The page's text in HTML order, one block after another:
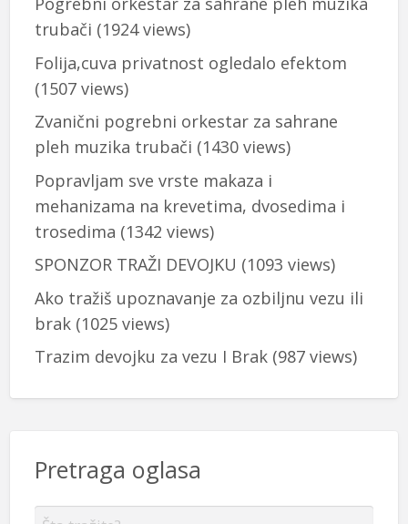
trubači (1924 views)
Folija,cuva privatnost ogledalo efektom
(1507 views)
Zvanični pogrebni orkestar za sahrane
pleh muzika trubači (1430 views)
Popravljam sve vrste makaza i
mehanizama na krevetima, dvosedima i
trosedima (1342 views)
SPONZOR TRAŽI DEVOJKU (1093 views)
Ako tražiš upoznavanje za ozbiljnu vezu ili
brak(1025 views)
Trazim devojku za vezu I Brak(987 views)
Pretraga oglasa